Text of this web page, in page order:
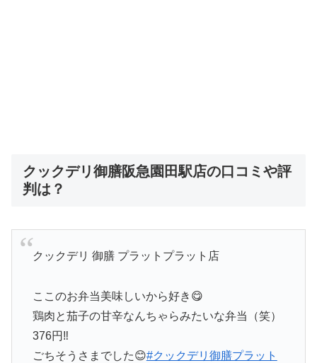
クックデリ御膳阪急園田駅店の口コミや評
判は？
クックデリ 御膳 プラットプラット店
ここのお弁当美味しいから好き😋
鶏肉と茄子の甘辛なんちゃらみたいな弁当（笑）
376円‼️
ごちそうさまでした😊#クックデリ御膳プラット